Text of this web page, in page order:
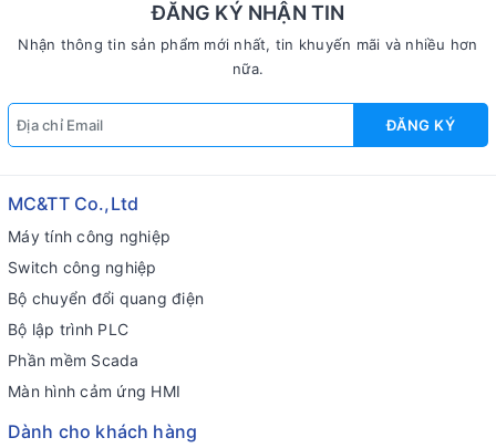
ĐĂNG KÝ NHẬN TIN
Nhận thông tin sản phẩm mới nhất, tin khuyến mãi và nhiều hơn
nữa.
ĐĂNG KÝ
MC&TT Co.,Ltd
Máy tính công nghiệp
Switch công nghiệp
Bộ chuyển đổi quang điện
Bộ lập trình PLC
Phần mềm Scada
Màn hình cảm ứng HMI
Dành cho khách hàng